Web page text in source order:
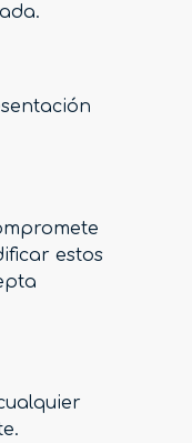
estos